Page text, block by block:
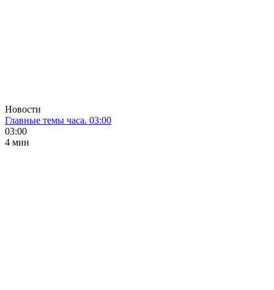
Новости
Главные темы часа. 03:00
03:00
4 мин